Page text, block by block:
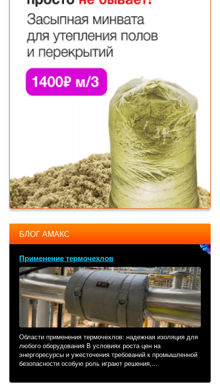
БЛОГ АМАКС
Применение термочехлов
Области применения термочехлов: надежная изоляция для
любого оборудования В условиях роста цен на
энергоресурсы и ужесточения требований к промышленной
безопасности особую роль играют решения,...